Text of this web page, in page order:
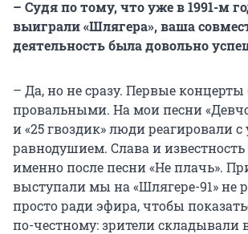
– Судя по тому, что уже в 1991-м
выиграли «Шлягера», ваша
деятельность была довольно
– Да, но не сразу. Первые
провальными. На мои песни
и «25 гвоздик» люди реагировали
равнодушием. Слава и
именно после песни «Не плачь».
выступали мы на «Шлягере-91» не
просто ради эфира, чтобы
по-честному: зрители складывали